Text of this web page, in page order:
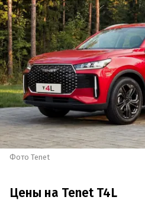
Фото Tenet
Цены на Tenet T4L